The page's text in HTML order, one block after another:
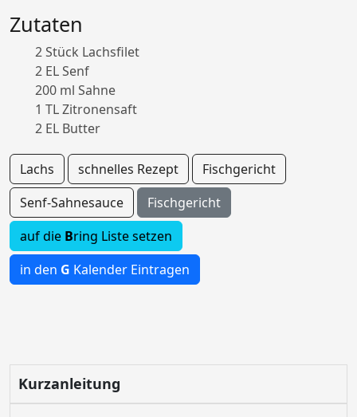
Zutaten
2 Stück Lachsfilet
2 EL Senf
200 ml Sahne
1 TL Zitronensaft
2 EL Butter
Lachs schnelles Rezept
Fischgericht
Senf-Sahnesauce
Fischgericht
auf die Bring Liste setzen
in den G Kalender Eintragen
Kurzanleitung